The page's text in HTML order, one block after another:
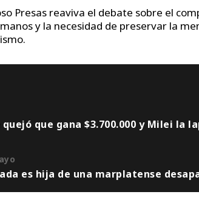
Presas reaviva el debate sobre el
y la necesidad de preservar la
que gana $3.700.000 y Milei la
es hija de una marplatense